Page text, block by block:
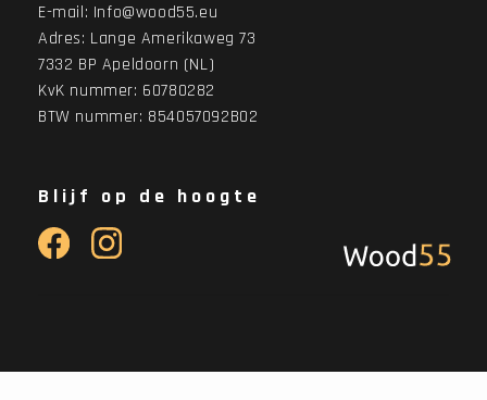
E-mail: Info@wood55.eu
Adres: Lange Amerikaweg 73
7332 BP Apeldoorn (NL)
KvK nummer: 60780282
BTW nummer: 854057092B02
Blijf op de hoogte